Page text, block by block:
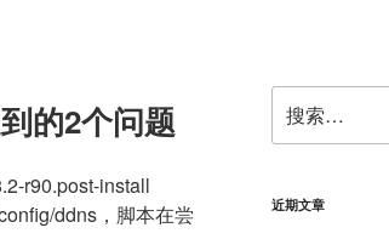
的2个问题
r90.post-install
ddns，脚本在尝
索：
近期文章